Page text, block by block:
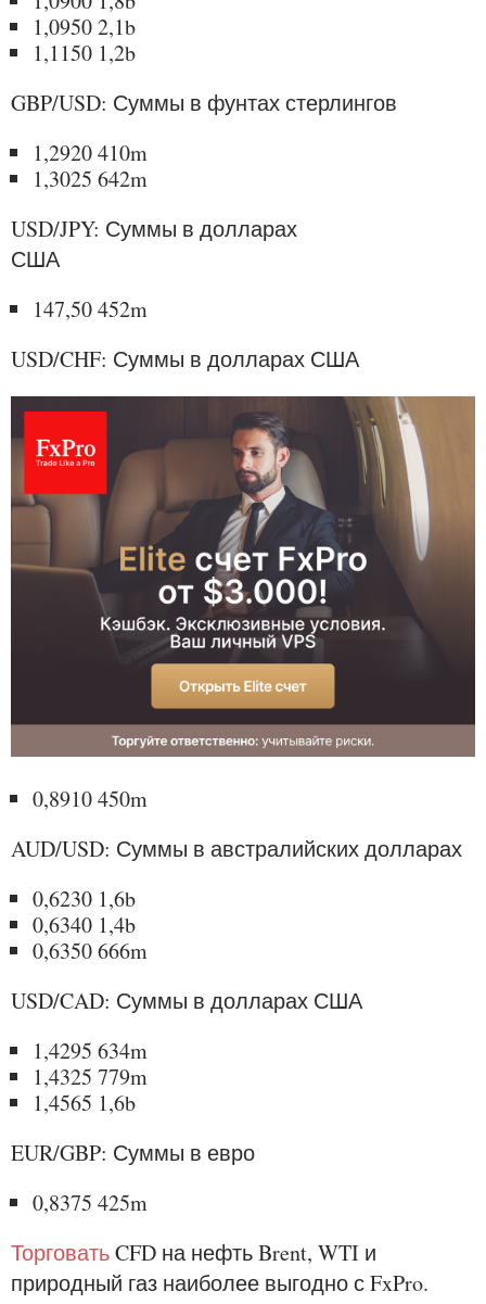
1,0950 2,1b
1,1150 1,2b
GBP/USD: Суммы в фунтах стерлингов
1,2920 410m
1,3025 642m
USD/JPY: Суммы в долларах
США
147,50 452m
USD/CHF: Суммы в долларах США
0,8910 450m
AUD/USD: Суммы в австралийских долларах
0,6230 1,6b
0,6340 1,4b
0,6350 666m
USD/CAD: Суммы в долларах США
1,4295 634m
1,4325 779m
1,4565 1,6b
EUR/GBP: Суммы в евро
0,8375 425m
ТорговатьCFD на нефть Brent, WTI и
природный газ наиболее выгодно с FxPro.